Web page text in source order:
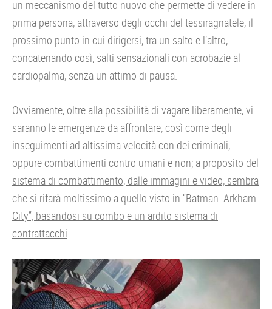
un meccanismo del tutto nuovo che permette di vedere in
prima persona, attraverso degli occhi del tessiragnatele, il
prossimo punto in cui dirigersi, tra un salto e l’altro,
concatenando così, salti sensazionali con acrobazie al
cardiopalma, senza un attimo di pausa.
Ovviamente, oltre alla possibilità di vagare liberamente, vi
saranno le emergenze da affrontare, così come degli
inseguimenti ad altissima velocità con dei criminali,
oppure combattimenti contro umani e non; a proposito del
sistema di combattimento, dalle immagini e video, sembra
che si rifarà moltissimo a quello visto in “Batman: Arkham
City”, basandosi su combo e un ardito sistema di
contrattacchi.